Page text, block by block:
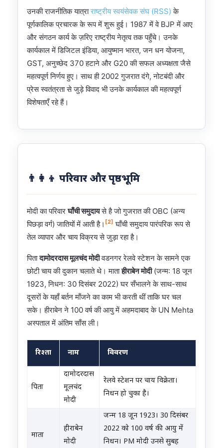
उनकी राजनीतिक यात्राराष्ट्रीय स्वयंसेवक संघ (RSS) के
पूर्णकालिक प्रचारक के रूप में शुरू हुई। 1987 में वे BJP में आए
और संगठन कार्य के ज़रिए राष्ट्रीय नेतृत्व तक पहुँचे। उनके
कार्यकाल में डिजिटल इंडिया, आयुष्मान भारत, जन धन योजना,
GST, अनुच्छेद 370 हटाने और G20 की सफल अध्यक्षता जैसे
महत्वपूर्ण निर्णय हुए। साथ ही 2002 गुजरात दंगे, नोटबंदी और
प्रेस स्वतंत्रता से जुड़े विवाद भी उनके कार्यकाल की महत्वपूर्ण
विशेषताएँ रहे हैं।
👨‍👩‍👦 परिवार और पृष्ठभूमि
मोदी का परिवारघाँची समुदायसे है जो गुजरात की OBC (अन्य
पिछड़ा वर्ग) जातियों में आती है। [2] घाँची समुदाय पारंपरिक रूप से
तेल व्यापार और चाय विक्रय से जुड़ा रहा है।
पितादामोदरदास मूलचंद मोदीवडनगर रेलवे स्टेशन के सामने एक
छोटी चाय की दुकान चलाते थे। माताहीराबेन मोदी(जन्म: 18 जून
1923, निधन: 30 दिसंबर 2022) घर सँभालने के साथ-साथ
दूसरों के यहाँ बर्तन माँजने का काम भी करती थीं ताकि घर चल
सके। हीराबेन ने 100 वर्ष की आयु में अहमदाबाद के UN Mehta
अस्पताल में अंतिम साँस ली।
नरेंद्र मोदी के परिवार का विवरण
रिश्ता नाम विवरण
पिता
दामोदरदास
मूलचंद
मोदी
रेलवे स्टेशन पर चाय विक्रेता।
निधन हो चुका है।
माता
हीराबेन
मोदी
जन्म 18 जून 1923। 30 दिसंबर
2022 को 100 वर्ष की आयु में
निधन। PM मोदी उनसे सुबह